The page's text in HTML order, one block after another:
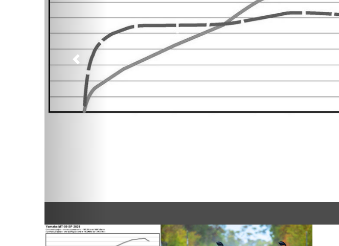
Предыдущий